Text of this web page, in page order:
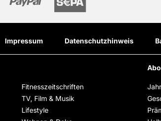
Impressum Datenschutzhinweis
Fitnesszeitschriften
TV, Film & Musik
Lifestyle